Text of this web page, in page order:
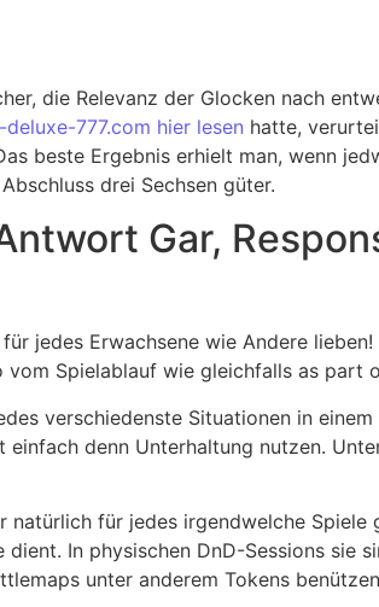
die Relevanz der Glocken nach
777.com hier lesen hatte,
beste Ergebnis erhielt man, wenn
drei Sechsen güter.
Gar,
jedes Erwachsene wie Andere
Spielablauf wie gleichfalls as part
verschiedenste Situationen in
denn Unterhaltung nutzen.
natürlich für jedes irgendwelche
In physischen DnD-Sessions sie
unter anderem Tokens